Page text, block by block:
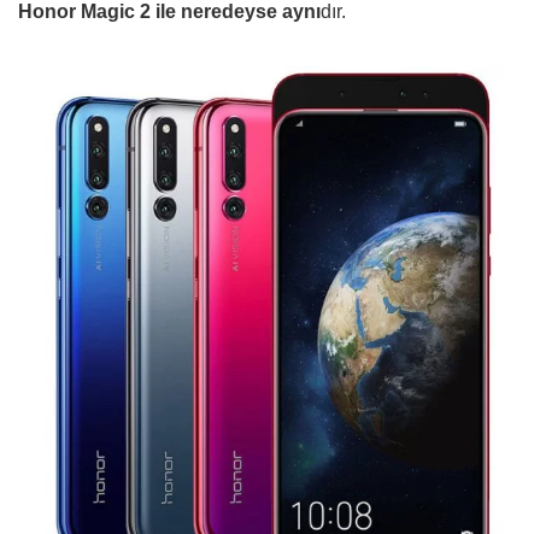
Honor Magic 2 ile neredeyse aynıdır.